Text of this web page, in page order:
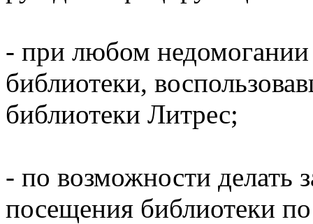
- при любом недомогании
библиотеки,
библиотеки Литрес;
- по возможности делать
посещения библиотеки